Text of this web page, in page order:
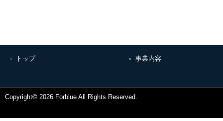
トップ 事業内容
Copyright© 2026 Forblue All Rights Reserved.